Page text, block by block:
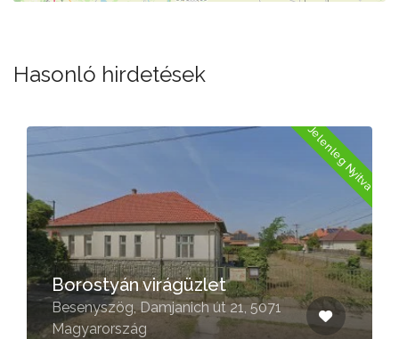
Hasonló hirdetések
Jelenleg Nyitva
Borostyán virágüzlet
Besenyszög, Damjanich út 21, 5071
Magyarország